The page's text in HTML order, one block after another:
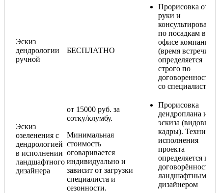
Эскиз
дендрологии
ручной
БЕСПЛАТНО
Прорисовка от
руки и
консультирование
по посадкам в
офисе компании
(время встречи
определяется
строго по
договоренности
со специалистом)
Эскиз
озеленения с
дендрологией
в исполнении
ландшафтного
дизайнера
от 15000 руб. за
сотку/клумбу.
Минимальная
стоимость
оговаривается
индивидуально и
зависит от загрузки
специалиста и
сезонности.
Прорисовка
дендроплана и
эскиза (видовые
кадры). Техника
исполнения
проекта
определяется по
договорённости с
ландшафтным
дизайнером